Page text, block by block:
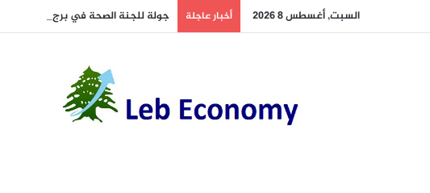
السبت, أغسطس 8 2026 أخبار عاجلة جولة للجنة الصحة في برج رحال